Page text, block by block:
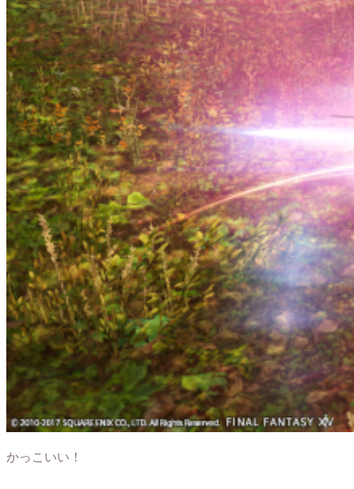
かっこいい！